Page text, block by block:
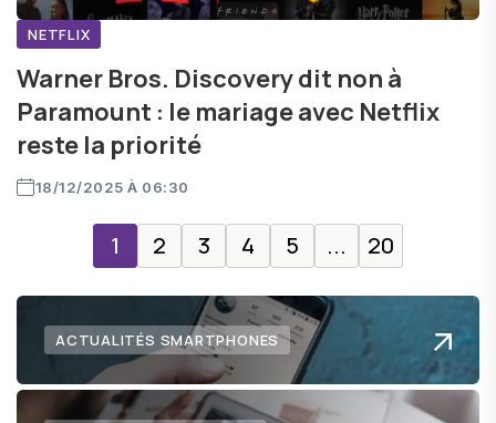
NETFLIX
Warner Bros. Discovery dit non à
Paramount : le mariage avec Netflix
reste la priorité
18/12/2025 À 06:30
1 2 3 4 5 ... 20
ACTUALITÉS SMARTPHONES